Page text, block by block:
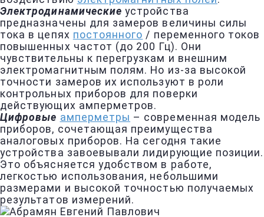
Электродинамические устройства
предназначены для замеров величины силы
тока в цепях постоянного / переменного токов
повышенных частот (до 200 Гц). Они
чувствительны к перегрузкам и внешним
электромагнитным полям. Но из-за высокой
точности замеров их используют в роли
контрольных приборов для поверки
действующих амперметров.
Цифровые амперметры – современная модель
приборов, сочетающая преимущества
аналоговых приборов. На сегодня такие
устройства завоевывали лидирующие позиции.
Это объясняется удобством в работе,
легкостью использования, небольшими
размерами и высокой точностью получаемых
результатов измерений.